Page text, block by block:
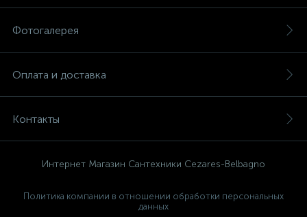
Фотогалерея
Оплата и доставка
Контакты
Интернет Магазин Сантехники Cezares-Belbagno
Политика компании в отношении обработки персональных
данных